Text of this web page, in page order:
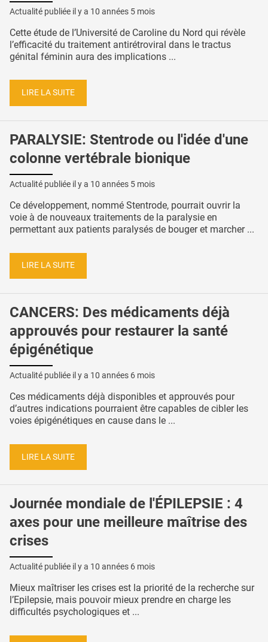
Actualité publiée il y a 10 années 5 mois
Cette étude de l’Université de Caroline du Nord qui révèle
l’efficacité du traitement antirétroviral dans le tractus
génital féminin aura des implications ...
LIRE LA SUITE
PARALYSIE: Stentrode ou l'idée d'une
colonne vertébrale bionique
Actualité publiée il y a 10 années 5 mois
Ce développement, nommé Stentrode, pourrait ouvrir la
voie à de nouveaux traitements de la paralysie en
permettant aux patients paralysés de bouger et marcher ...
LIRE LA SUITE
CANCERS: Des médicaments déjà
approuvés pour restaurer la santé
épigénétique
Actualité publiée il y a 10 années 6 mois
Ces médicaments déjà disponibles et approuvés pour
d’autres indications pourraient être capables de cibler les
voies épigénétiques en cause dans le ...
LIRE LA SUITE
Journée mondiale de l'ÉPILEPSIE : 4
axes pour une meilleure maîtrise des
crises
Actualité publiée il y a 10 années 6 mois
Mieux maîtriser les crises est la priorité de la recherche sur
l’Epilepsie, mais pouvoir mieux prendre en charge les
difficultés psychologiques et ...